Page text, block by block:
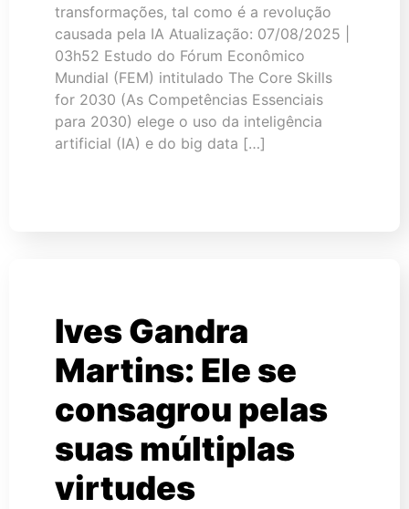
transformações, tal como é a revolução
causada pela IA Atualização: 07/08/2025 |
03h52 Estudo do Fórum Econômico
Mundial (FEM) intitulado The Core Skills
for 2030 (As Competências Essenciais
para 2030) elege o uso da inteligência
artificial (IA) e do big data […]
Ives Gandra
Martins: Ele se
consagrou pelas
suas múltiplas
virtudes